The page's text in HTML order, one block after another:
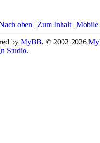
oben | Zum Inhalt | Mobile
by MyBB, © 2002-2026
Studio.